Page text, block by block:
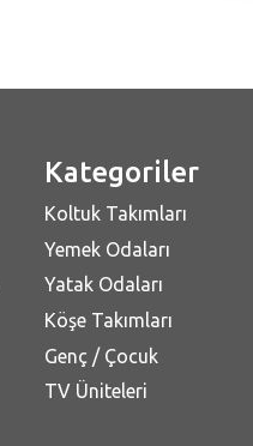
Kategoriler
Koltuk Takımları
Yemek Odaları
Yatak Odaları
Köşe Takımları
Genç / Çocuk
TV Üniteleri